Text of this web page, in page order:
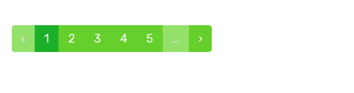
‹ 1 2 3 4 5 ... ›